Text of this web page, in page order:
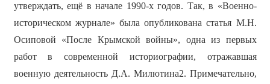
утверждать, ещё в начале 1990-х годов. Так, в «Военно-
историческом журнале» была опубликована статья М.Н.
Осиповой «После Крымской войны», одна из первых
работ в современной историографии, отражавшая
военную деятельность Д.А. Милютина2. Примечательно,